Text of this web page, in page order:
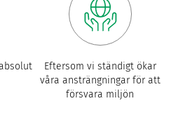
Eftersom vi ständigt ökar
våra ansträngningar för att
försvara miljön